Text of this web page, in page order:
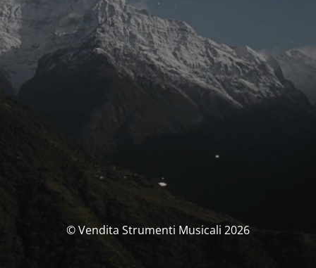
© Vendita Strumenti Musicali 2026